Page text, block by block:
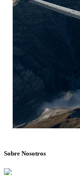
Sobre Nosotros